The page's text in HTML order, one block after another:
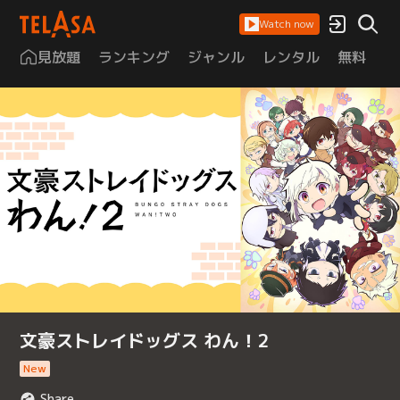
Watch now
見放題 ランキング ジャンル レンタル 無料
文豪ストレイドッグス わん！2
New